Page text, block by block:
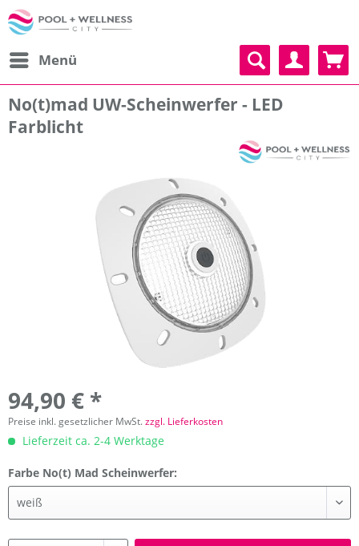
Menü
No(t)mad UW-​Scheinwerfer - LED
Farblicht
94,90 € *
Preise inkl. gesetzlicher MwSt.zzgl. Lieferkosten
Lieferzeit ca. 2-4 Werktage
Farbe No(t) Mad Scheinwerfer: